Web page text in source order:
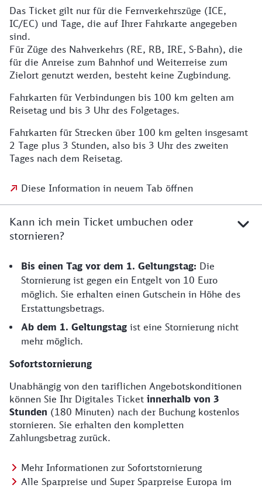
Das Ticket gilt nur für die Fernverkehrszüge (ICE,
IC/EC) und Tage, die auf Ihrer Fahrkarte angegeben
sind.
Für Züge des Nahverkehrs (RE, RB, IRE, S-Bahn), die
für die Anreise zum Bahnhof und Weiterreise zum
Zielort genutzt werden, besteht keine Zugbindung.
Fahrkarten für Verbindungen bis 100 km gelten am
Reisetag und bis 3 Uhr des Folgetages.
Fahrkarten für Strecken über 100 km gelten insgesamt
2 Tage plus 3 Stunden, also bis 3 Uhr des zweiten
Tages nach dem Reisetag.
Diese Information in neuem Tab öffnen
Kann ich mein Ticket umbuchen oder
stornieren?
Bis einen Tag vor dem 1. Geltungstag: Die
Stornierung ist gegen ein Entgelt von 10 Euro
möglich. Sie erhalten einen Gutschein in Höhe des
Erstattungsbetrags.
Ab dem 1. Geltungstag ist eine Stornierung nicht
mehr möglich.
Sofortstornierung
Unabhängig von den tariflichen Angebotskonditionen
können Sie Ihr Digitales Ticket innerhalb von 3
Stunden (180 Minuten) nach der Buchung kostenlos
stornieren. Sie erhalten den kompletten
Zahlungsbetrag zurück.
Mehr Informationen zur Sofortstornierung
Alle Sparpreise und Super Sparpreise Europa im